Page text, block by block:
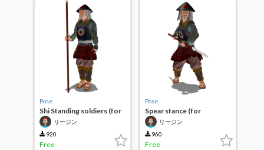
Pose
Shi Standing soldiers (for
Ashigaru)
リージン
920
Free
Pose
Spear stance (for
Ashigaru)
リージン
960
Free